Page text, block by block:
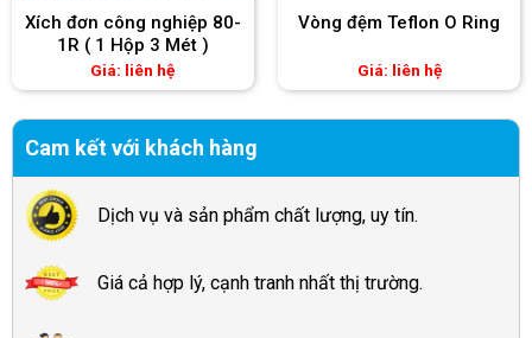
Cam kết với khách hàng
Dịch vụ và sản phẩm chất lượng, uy tín.
Giá cả hợp lý, cạnh tranh nhất thị trường.
Xích đơn công nghiệp 80-
1R ( 1 Hộp 3 Mét )
Giá: liên hệ
Vòng đệm Teflon O Ring
Giá: liên hệ